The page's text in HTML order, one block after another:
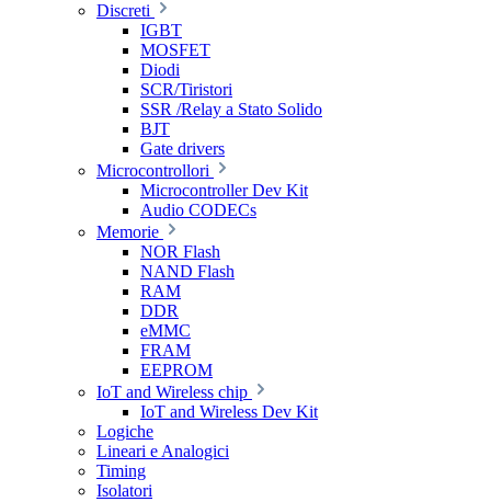
Discreti
IGBT
MOSFET
Diodi
SCR/Tiristori
SSR /Relay a Stato Solido
BJT
Gate drivers
Microcontrollori
Microcontroller Dev Kit
Audio CODECs
Memorie
NOR Flash
NAND Flash
RAM
DDR
eMMC
FRAM
EEPROM
IoT and Wireless chip
IoT and Wireless Dev Kit
Logiche
Lineari e Analogici
Timing
Isolatori